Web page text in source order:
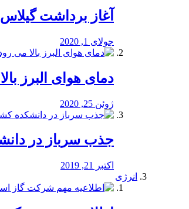
آغاز برداشت
جولای 1, 2020
دمای هوای البرز
ژوئن 25, 2020
جذب سرباز در
اکتبر 21, 2019
انرژی